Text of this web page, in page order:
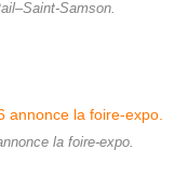
Samson.
la foire-expo.